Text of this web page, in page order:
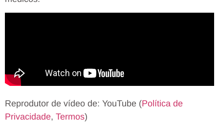
Reprodutor de vídeo de: YouTube (Política de
Privacidade, Termos)